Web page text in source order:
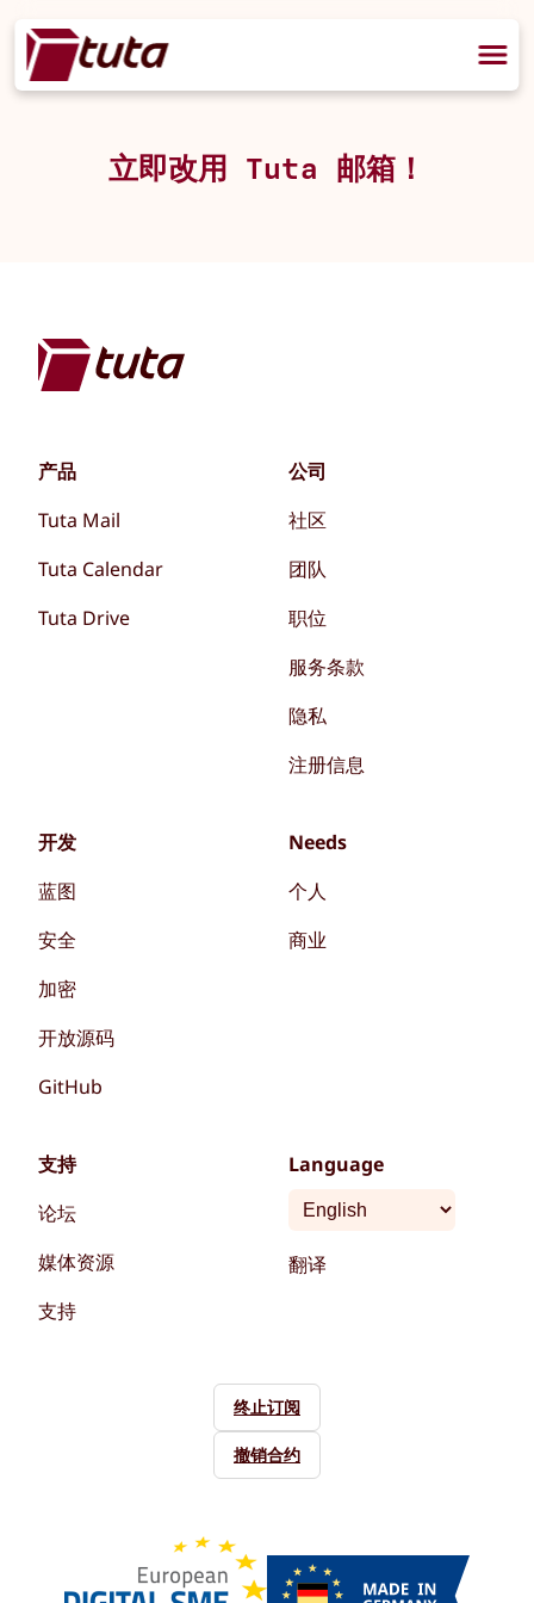
立即改用 Tuta 邮箱！
产品
Tuta Mail
Tuta Calendar
Tuta Drive
公司
社区
团队
职位
服务条款
隐私
注册信息
开发
蓝图
安全
加密
开放源码
GitHub
Needs
个人
商业
支持
论坛
媒体资源
支持
Language
翻译
终止订阅
撤销合约